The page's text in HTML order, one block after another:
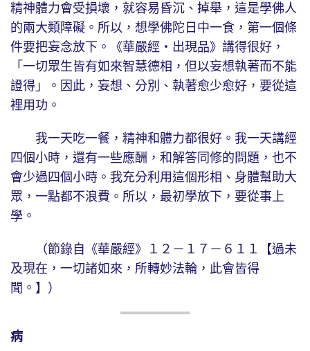
精神體力會受損壞，就容易昏沉、掉舉，這是學佛人
的兩大類障礙。所以，想學佛陀日中一食，第一個條
件要把妄念放下。《華嚴經‧出現品》講得很好，
「一切眾生皆有如來智慧德相，但以妄想執著而不能
證得」。因此，妄想、分別、執著愈少愈好，要從這
裡用功。
我一天吃一餐，精神和體力都很好。我一天講經
四個小時，還有一些應酬，和解答同修的問題，也不
會少過四個小時。我充分利用這個形相、身體幫助大
眾，一點都不浪費。所以，最初學放下，要從事上
學。
（節錄自《華嚴經》１２－１７－６１１【過未
及現在，一切諸如來，所轉妙法輪，此會皆得
聞。】）
病